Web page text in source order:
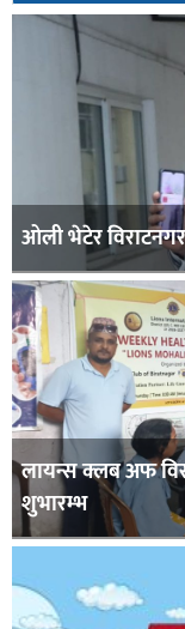
ओली भेटेर विराटनगर
लायन्स क्लब अफ
शुभारम्भ